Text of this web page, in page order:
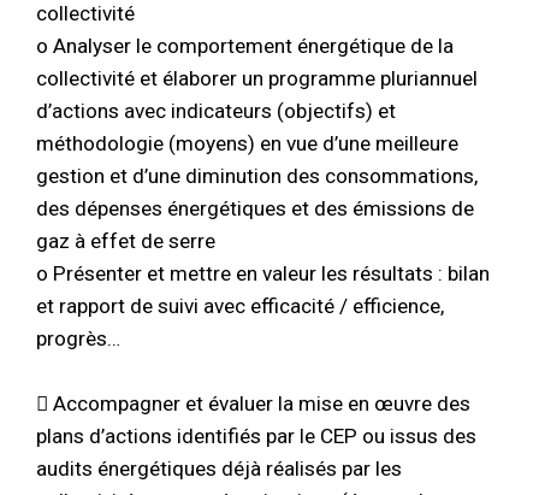
collectivité
o Analyser le comportement énergétique de la
collectivité et élaborer un programme pluriannuel
d’actions avec indicateurs (objectifs) et
méthodologie (moyens) en vue d’une meilleure
gestion et d’une diminution des consommations,
des dépenses énergétiques et des émissions de
gaz à effet de serre
o Présenter et mettre en valeur les résultats : bilan
et rapport de suivi avec efficacité / efficience,
progrès…
 Accompagner et évaluer la mise en œuvre des
plans d’actions identifiés par le CEP ou issus des
audits énergétiques déjà réalisés par les